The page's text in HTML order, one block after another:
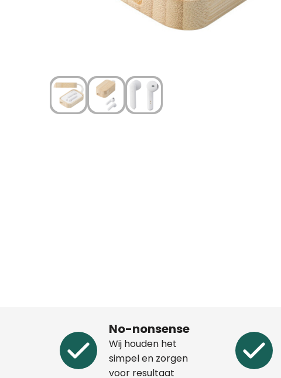
No-nonsense
Wij houden het
simpel en zorgen
voor resultaat